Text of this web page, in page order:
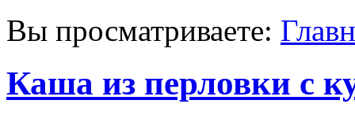
Вы просматриваете:
Каша из перловки с